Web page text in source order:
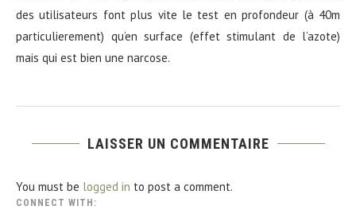
des utilisateurs font plus vite le test en profondeur (à 40m
particulierement) qu’en surface (effet stimulant de l’azote)
mais qui est bien une narcose.
LAISSER UN COMMENTAIRE
You must be logged in to post a comment.
CONNECT WITH: